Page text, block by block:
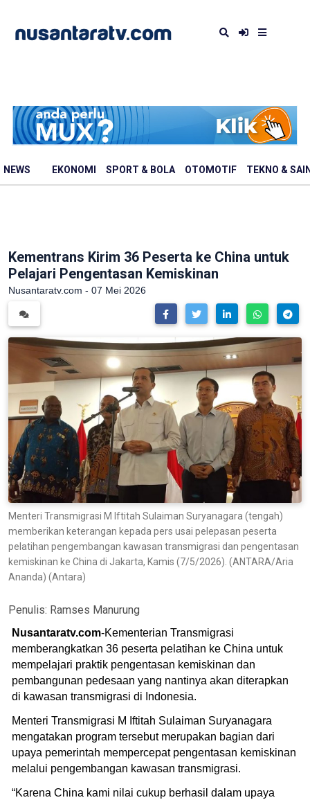
NEWS EKONOMI SPORT & BOLA OTOMOTIF TEKNO &
Kementrans Kirim 36 Peserta ke China untuk
Pelajari Pengentasan Kemiskinan
Nusantaratv.com - 07 Mei 2026
Menteri Transmigrasi M Iftitah Sulaiman Suryanagara (tengah)
memberikan keterangan kepada pers usai pelepasan peserta
pelatihan pengembangan kawasan transmigrasi dan pengentasan
kemiskinan ke China di Jakarta, Kamis (7/5/2026). (ANTARA/Aria
Ananda) (Antara)
Penulis: Ramses Manurung
Nusantaratv.com-Kementerian Transmigrasi
memberangkatkan 36 peserta pelatihan ke China untuk
mempelajari praktik pengentasan kemiskinan dan
pembangunan pedesaan yang nantinya akan diterapkan
di kawasan transmigrasi di Indonesia.
Menteri Transmigrasi M Iftitah Sulaiman Suryanagara
mengatakan program tersebut merupakan bagian dari
upaya pemerintah mempercepat pengentasan kemiskinan
melalui pengembangan kawasan transmigrasi.
“Karena China kami nilai cukup berhasil dalam upaya